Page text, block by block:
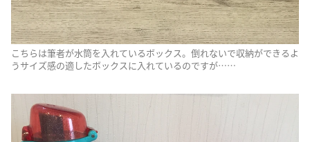
こちらは筆者が水筒を入れているボックス。倒れないで収納ができるよ
うサイズ感の適したボックスに入れているのですが……